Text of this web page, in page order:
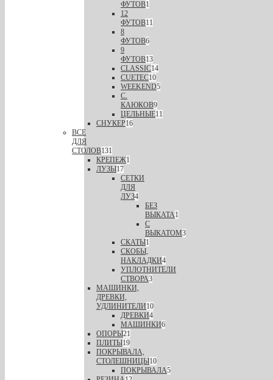
ФУТОВ1
12
ФУТОВ11
8
ФУТОВ6
9
ФУТОВ13
CLASSIC14
CUETEC10
WEEKEND5
С.
КАЮКОВ9
ЦЕЛЬНЫЕ11
СНУКЕР16
ВСЕ
ДЛЯ
СТОЛОВ131
КРЕПЕЖ1
ЛУЗЫ17
СЕТКИ
ДЛЯ
ЛУЗ4
БЕЗ
ВЫКАТА1
С
ВЫКАТОМ3
СКАТЫ1
СКОБЫ,
НАКЛАДКИ4
УПЛОТНИТЕЛИ
СТВОРА3
МАШИНКИ,
ДРЕВКИ,
УДЛИНИТЕЛИ10
ДРЕВКИ4
МАШИНКИ6
ОПОРЫ21
ПЛИТЫ19
ПОКРЫВАЛА,
СТОЛЕШНИЦЫ10
ПОКРЫВАЛА5